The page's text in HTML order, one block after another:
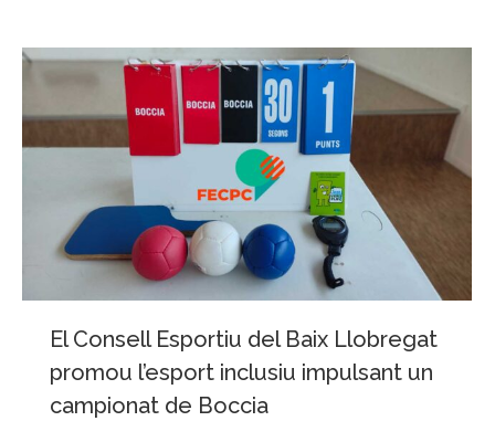
El Consell Esportiu del Baix Llobregat
promou l’esport inclusiu impulsant un
campionat de Boccia